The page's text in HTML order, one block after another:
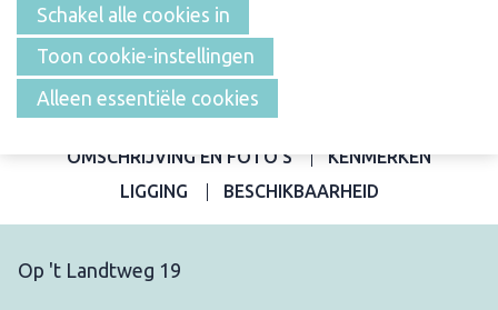
OVERZICHT
OMSCHRIJVING EN FOTO'S
KENMERKEN
LIGGING
BESCHIKBAARHEID
Op 't Landtweg 19
Schakel alle cookies in
Toon cookie-instellingen
Alleen essentiële cookies